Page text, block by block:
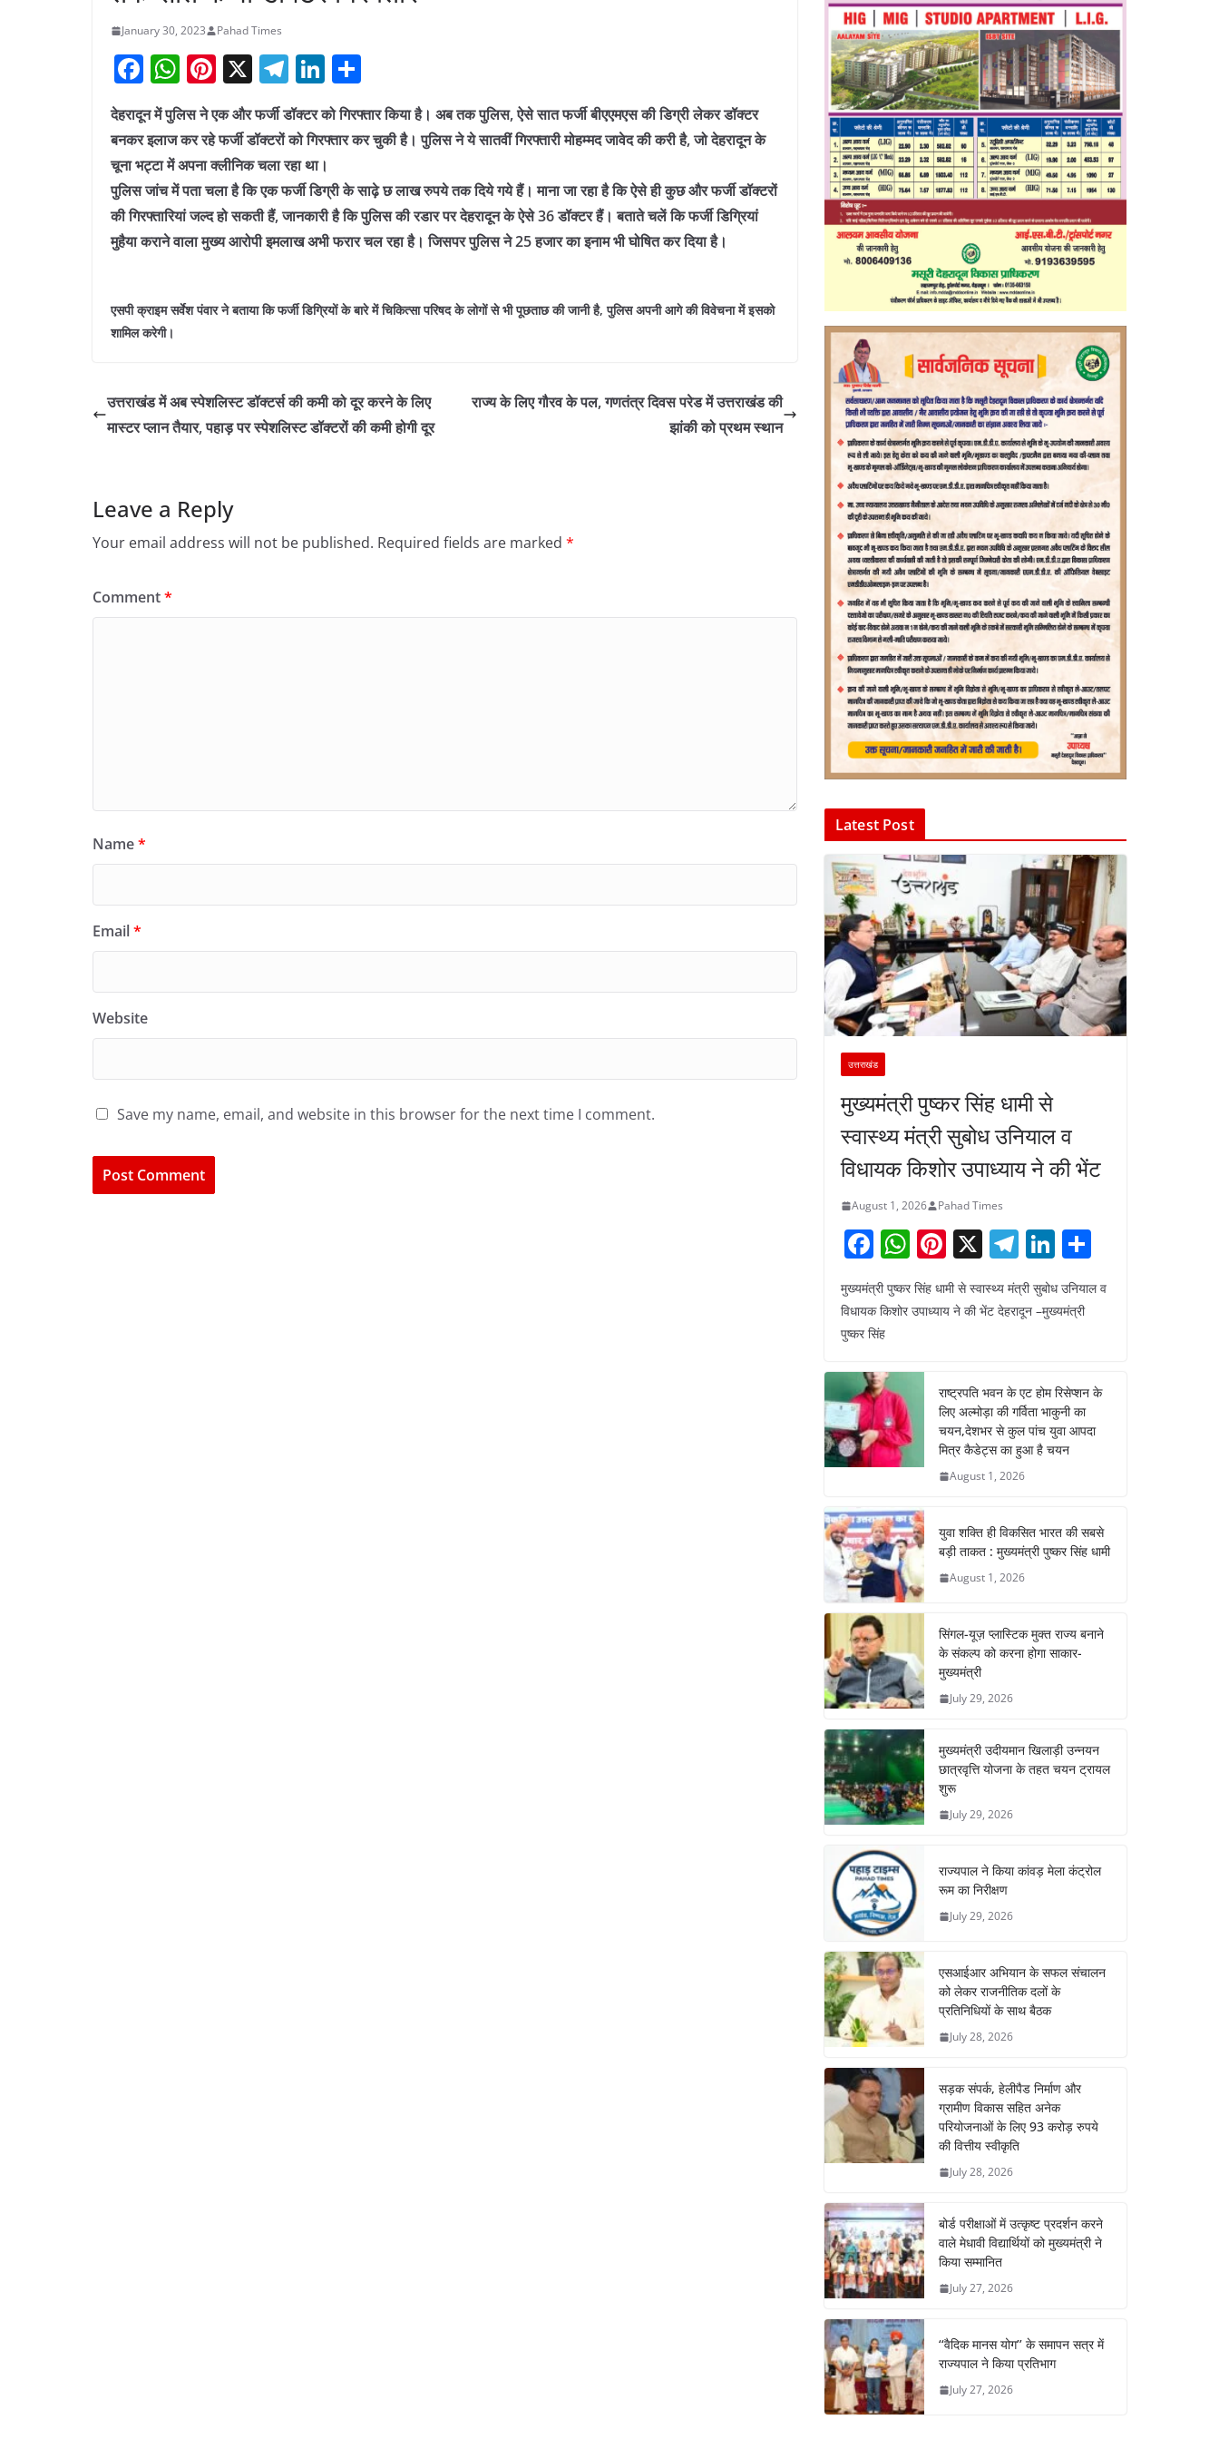
January 30, 2023 Pahad Times
F
a
c
e
b
o
o
W
h
at
s
A
p
p
Pi
nt
er
e
st
X T
el
e
gr
a
m
Li
n
k
e
dI
n
ar
e
देहरादून में पुलिस ने एक और फर्जी डॉक्टर को गिरफ्तार किया है। अब तक पुलिस, ऐसे सात फर्जी बीएएमएस की डिग्री लेकर डॉक्टर
बनकर इलाज कर रहे फर्जी डॉक्टरों को गिरफ्तार कर चुकी है। पुलिस ने ये सातवीं गिरफ्तारी मोहम्मद जावेद की करी है, जो देहरादून के
चूना भट्टा में अपना क्लीनिक चला रहा था।
पुलिस जांच में पता चला है कि एक फर्जी डिग्री के साढ़े छ लाख रुपये तक दिये गये हैं। माना जा रहा है कि ऐसे ही कुछ और फर्जी डॉक्टरों
की गिरफ्तारियां जल्द हो सकती हैं, जानकारी है कि पुलिस की रडार पर देहरादून के ऐसे 36 डॉक्टर हैं। बताते चलें कि फर्जी डिग्रियां
मुहैया कराने वाला मुख्य आरोपी इमलाख अभी फरार चल रहा है। जिसपर पुलिस ने 25 हजार का इनाम भी घोषित कर दिया है।
एसपी क्राइम सर्वेश पंवार ने बताया कि फर्जी डिग्रियों के बारे में चिकित्सा परिषद के लोगों से भी पूछताछ की जानी है, पुलिस अपनी आगे की विवेचना में इसको
शामिल करेगी।
उत्तराखंड में अब स्पेशलिस्ट डॉक्टर्स की कमी को दूर करने के लिए
मास्टर प्लान तैयार, पहाड़ पर स्पेशलिस्ट डॉक्टरों की कमी होगी दूर
राज्य के लिए गौरव के पल, गणतंत्र दिवस परेड में उत्तराखंड की
झांकी को प्रथम स्थान
Leave a Reply
Your email address will not be published. Required fields are marked *
Comment*
Name*
Email*
Website
Save my name, email, and website in this browser for the next time I comment.
Latest Post
उत्तराखंड
मुख्यमंत्री पुष्कर सिंह धामी से
स्वास्थ्य मंत्री सुबोध उनियाल व
विधायक किशोर उपाध्याय ने की भेंट
August 1, 2026 Pahad Times
F
a
c
e
o
o
k
W
h
at
p
Pi
nt
er
X T
el
e
gr
m
Li
n
k
n
ar
मुख्यमंत्री पुष्कर सिंह धामी से स्वास्थ्य मंत्री सुबोध उनियाल व
विधायक किशोर उपाध्याय ने की भेंट देहरादून –मुख्यमंत्री
पुष्कर सिंह
राष्ट्रपति भवन के एट होम रिसेप्शन के
लिए अल्मोड़ा की गर्विता भाकुनी का
चयन,देशभर से कुल पांच युवा आपदा
मित्र कैडेट्स का हुआ है चयन
August 1, 2026
युवा शक्ति ही विकसित भारत की सबसे
बड़ी ताकत : मुख्यमंत्री पुष्कर सिंह धामी
August 1, 2026
सिंगल-यूज़ प्लास्टिक मुक्त राज्य बनाने
के संकल्प को करना होगा साकार-
मुख्यमंत्री
July 29, 2026
मुख्यमंत्री उदीयमान खिलाड़ी उन्नयन
छात्रवृत्ति योजना के तहत चयन ट्रायल
शुरू
July 29, 2026
राज्यपाल ने किया कांवड़ मेला कंट्रोल
रूम का निरीक्षण
July 29, 2026
एसआईआर अभियान के सफल संचालन
को लेकर राजनीतिक दलों के
प्रतिनिधियों के साथ बैठक
July 28, 2026
सड़क संपर्क, हेलीपैड निर्माण और
ग्रामीण विकास सहित अनेक
परियोजनाओं के लिए 93 करोड़ रुपये
की वित्तीय स्वीकृति
July 28, 2026
बोर्ड परीक्षाओं में उत्कृष्ट प्रदर्शन करने
वाले मेधावी विद्यार्थियों को मुख्यमंत्री ने
किया सम्मानित
July 27, 2026
‘‘वैदिक मानस योग’’ के समापन सत्र में
राज्यपाल ने किया प्रतिभाग
July 27, 2026